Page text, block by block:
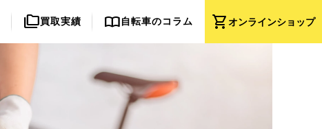
shopping_cartオンラインショップ
folder_copy買取実績 import_contacts自転車のコラム